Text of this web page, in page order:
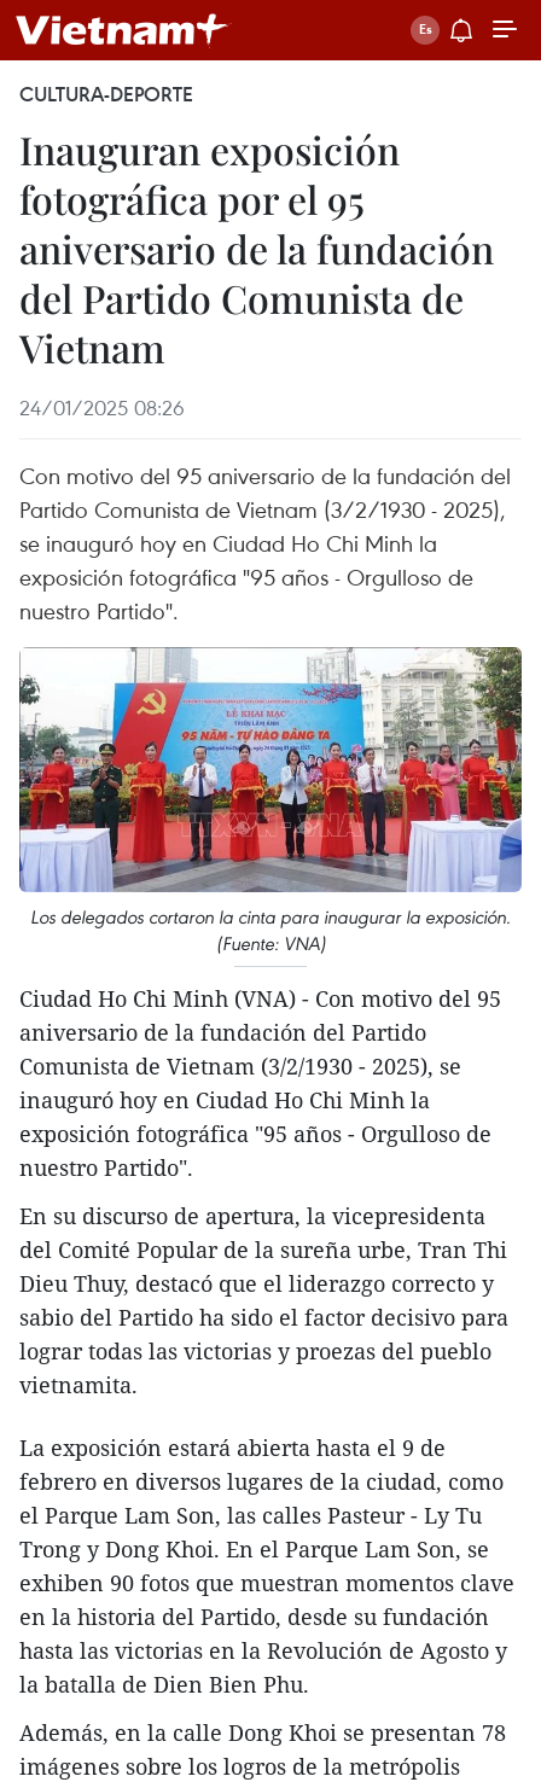
CULTURA-DEPORTE
Inauguran exposición
fotográfica por el 95
aniversario de la fundación
del Partido Comunista de
Vietnam
24/01/2025 08:26
Con motivo del 95 aniversario de la fundación del
Partido Comunista de Vietnam (3/2/1930 - 2025),
se inauguró hoy en Ciudad Ho Chi Minh la
exposición fotográfica "95 años - Orgulloso de
nuestro Partido".
Los delegados cortaron la cinta para inaugurar la exposición.
(Fuente: VNA)
Ciudad Ho Chi Minh (VNA) - Con motivo del 95
aniversario de la fundación del Partido
Comunista de Vietnam (3/2/1930 - 2025), se
inauguró hoy en Ciudad Ho Chi Minh la
exposición fotográfica "95 años - Orgulloso de
nuestro Partido".
En su discurso de apertura, la vicepresidenta
del Comité Popular de la sureña urbe, Tran Thi
Dieu Thuy, destacó que el liderazgo correcto y
sabio del Partido ha sido el factor decisivo para
lograr todas las victorias y proezas del pueblo
vietnamita.
La exposición estará abierta hasta el 9 de
febrero en diversos lugares de la ciudad, como
el Parque Lam Son, las calles Pasteur - Ly Tu
Trong y Dong Khoi. En el Parque Lam Son, se
exhiben 90 fotos que muestran momentos clave
en la historia del Partido, desde su fundación
hasta las victorias en la Revolución de Agosto y
la batalla de Dien Bien Phu.
Además, en la calle Dong Khoi se presentan 78
imágenes sobre los logros de la metrópolis